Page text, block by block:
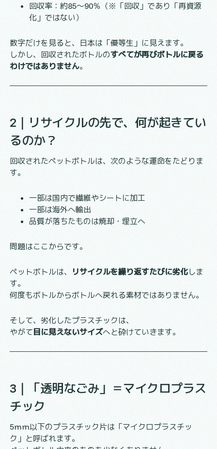
回収率：約85〜90％（※「回収」であり「再資源
化」ではない）
数字だけを見ると、日本は「優等生」に見えます。
しかし、回収されたボトルのすべてが再びボトルに戻る
わけではありません。
2｜リサイクルの先で、何が起きてい
るのか？
回収されたペットボトルは、次のような運命をたどりま
す。
一部は国内で繊維やシートに加工
一部は海外へ輸出
品質が落ちたものは焼却・埋立へ
問題はここからです。
ペットボトルは、 リサイクルを繰り返すたびに劣化しま
す。
何度もボトルからボトルへ戻れる素材ではありません。
そして、劣化したプラスチックは、
やがて目に見えないサイズへと砕けていきます。
3｜「透明なごみ」＝マイクロプラス
チック
5mm以下のプラスチック片は「マイクロプラスチッ
ク」と呼ばれます。